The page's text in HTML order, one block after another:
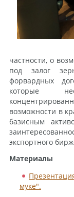
частности, о
под залог
форвардных
которые
возможности в
базисным
экспортного
Материалы
муке".